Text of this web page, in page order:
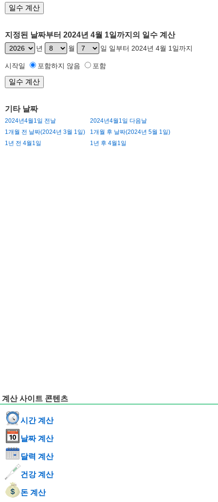
지정된 날짜부터 2024년 4월 1일까지의 일수 계산
년 월 일 일부터 2024년 4월 1일까지
시작일 포함하지 않음 포함
기타 날짜
2024년4월1일 전날
2024년4월1일 다음날
1개월 전 날짜(2024년 3월 1일)
1개월 후 날짜(2024년 5월 1일)
1년 전 4월1일
1년 후 4월1일
계산 사이트 콘텐츠
시간 계산
날짜 계산
달력 계산
건강 계산
돈 계산